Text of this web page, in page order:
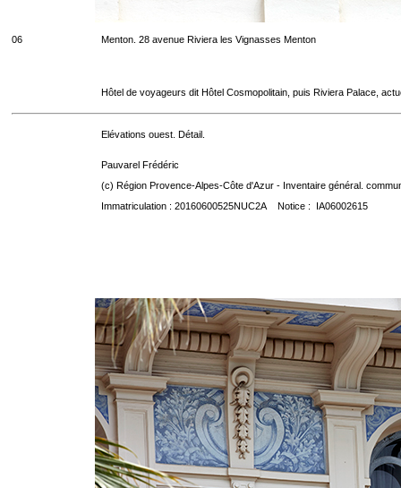
06 Menton. 28 avenue Riviera les Vignasses Menton
Hôtel de voyageurs dit Hôtel Cosmopolitain, puis Riviera Palace,
Elévations ouest. Détail.
Pauvarel Frédéric
(c) Région Provence-Alpes-Côte d'Azur - Inventaire général.
Immatriculation : 20160600525NUC2A Notice : IA06002615